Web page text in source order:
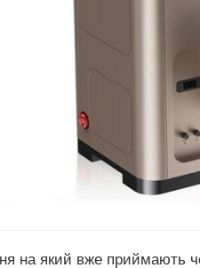
на який вже приймають